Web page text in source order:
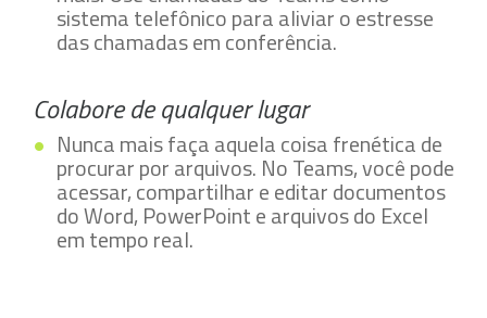
sistema telefônico para aliviar o estresse
das chamadas em conferência.
Colabore de qualquer lugar
Nunca mais faça aquela coisa frenética de
procurar por arquivos. No Teams, você pode
acessar, compartilhar e editar documentos
do Word, PowerPoint e arquivos do Excel
em tempo real.